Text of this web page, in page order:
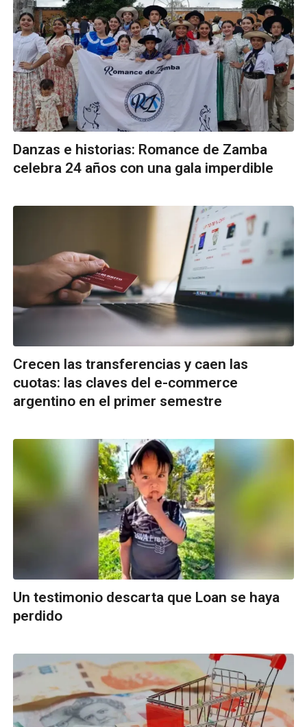
Danzas e historias: Romance de Zamba
celebra 24 años con una gala imperdible
Crecen las transferencias y caen las
cuotas: las claves del e-commerce
argentino en el primer semestre
Un testimonio descarta que Loan se haya
perdido